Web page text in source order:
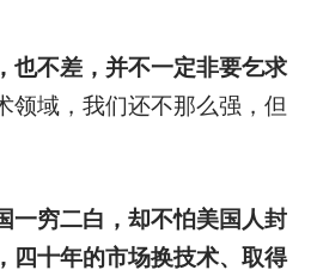
也不差，并不一定非要乞求
领域，我们还不那么强，但
一穷二白，却不怕美国人封
四十年的市场换技术、取得